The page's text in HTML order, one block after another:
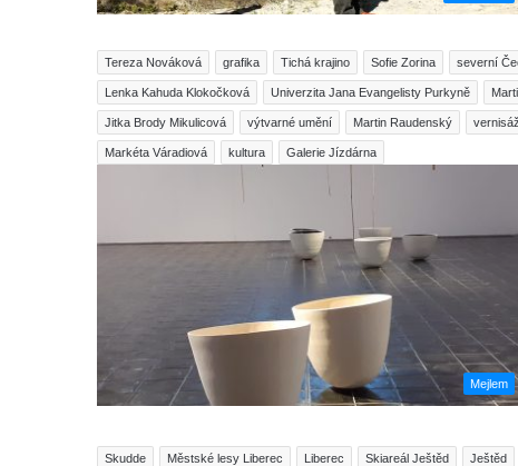
Tereza Nováková grafika Tichá krajino Sofie Zorina severní
Lenka Kahuda Klokočková Univerzita Jana Evangelisty Purkyně
Jitka Brody Mikulicová výtvarné umění Martin Raudenský vernisáž
Markéta Váradiová kultura Galerie Jízdárna
Mejlem
Skudde Městské lesy Liberec Liberec Skiareál Ještěd Ještěd